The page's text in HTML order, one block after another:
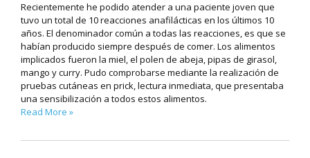
Recientemente he podido atender a una paciente joven que
tuvo un total de 10 reacciones anafilácticas en los últimos 10
años. El denominador común a todas las reacciones, es que se
habían producido siempre después de comer. Los alimentos
implicados fueron la miel, el polen de abeja, pipas de girasol,
mango y curry. Pudo comprobarse mediante la realización de
pruebas cutáneas en prick, lectura inmediata, que presentaba
una sensibilización a todos estos alimentos.
Read More »